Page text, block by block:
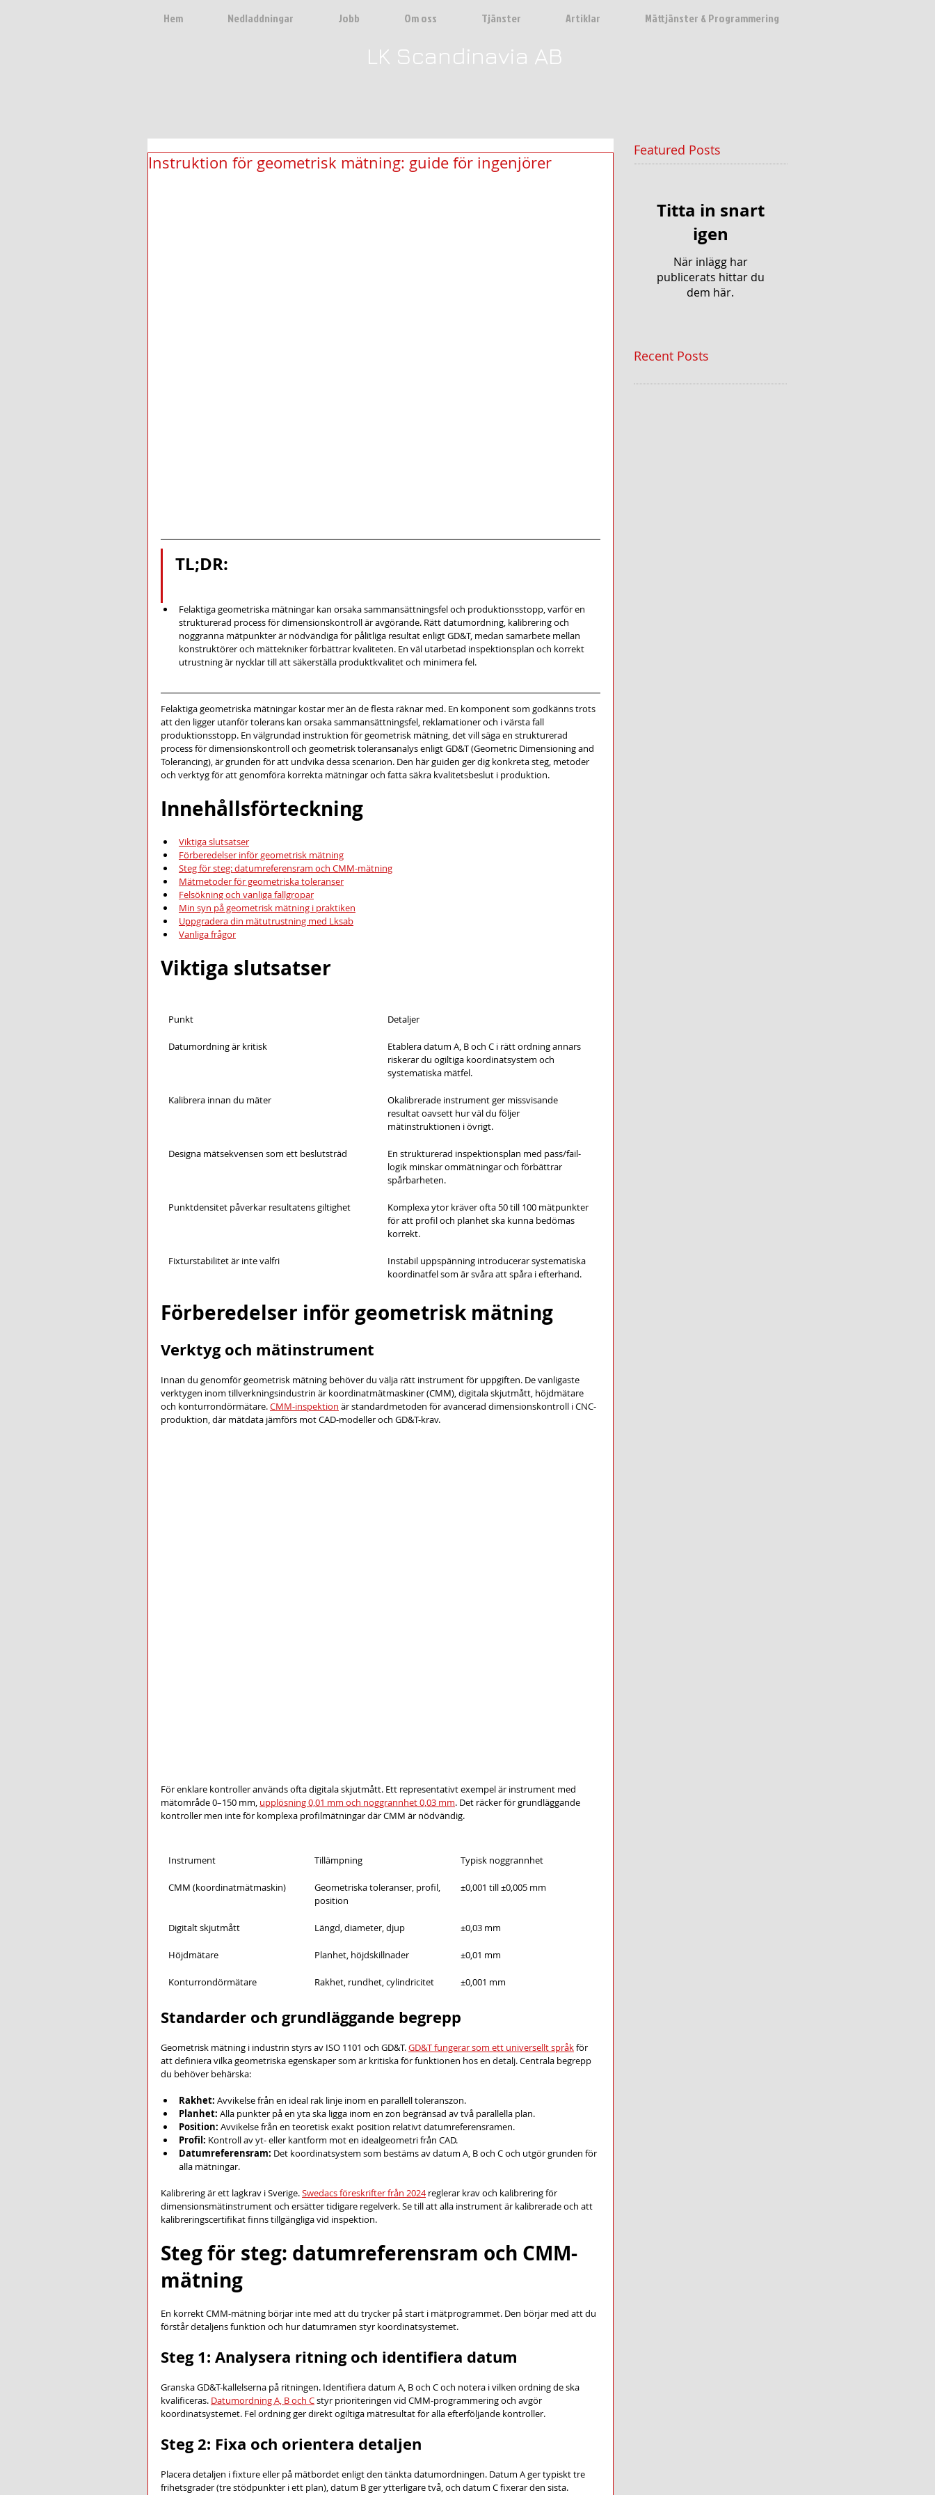
Hem Nedladdningar Jobb Om oss Tjänster Artiklar Mättjänster & Programmering
LK Scandinavia AB
Instruktion för geometrisk mätning: guide för ingenjörer
TL;DR:
Felaktiga geometriska mätningar kan orsaka sammansättningsfel och produktionsstopp, varför en
strukturerad process för dimensionskontroll är avgörande. Rätt datumordning, kalibrering och
noggranna mätpunkter är nödvändiga för pålitliga resultat enligt GD&T, medan samarbete mellan
konstruktörer och mättekniker förbättrar kvaliteten. En väl utarbetad inspektionsplan och korrekt
utrustning är nycklar till att säkerställa produktkvalitet och minimera fel.
Felaktiga geometriska mätningar kostar mer än de flesta räknar med. En komponent som godkänns trots
att den ligger utanför tolerans kan orsaka sammansättningsfel, reklamationer och i värsta fall
produktionsstopp. En välgrundad instruktion för geometrisk mätning, det vill säga en strukturerad
process för dimensionskontroll och geometrisk toleransanalys enligt GD&T (Geometric Dimensioning and
Tolerancing), är grunden för att undvika dessa scenarion. Den här guiden ger dig konkreta steg, metoder
och verktyg för att genomföra korrekta mätningar och fatta säkra kvalitetsbeslut i produktion.
Innehållsförteckning
Viktiga slutsatser
Förberedelser inför geometrisk mätning
Steg för steg: datumreferensram och CMM-mätning
Mätmetoder för geometriska toleranser
Felsökning och vanliga fallgropar
Min syn på geometrisk mätning i praktiken
Uppgradera din mätutrustning med Lksab
Vanliga frågor
Viktiga slutsatser
Punkt Detaljer
Datumordning är kritisk
Etablera datum A, B och C i rätt ordning annars
riskerar du ogiltiga koordinatsystem och
systematiska mätfel.
Kalibrera innan du mäter
Okalibrerade instrument ger missvisande
resultat oavsett hur väl du följer
mätinstruktionen i övrigt.
Designa mätsekvensen som ett beslutsträd
En strukturerad inspektionsplan med pass/fail-
logik minskar ommätningar och förbättrar
spårbarheten.
Punktdensitet påverkar resultatens giltighet
Komplexa ytor kräver ofta 50 till 100 mätpunkter
för att profil och planhet ska kunna bedömas
korrekt.
Fixturstabilitet är inte valfri
Instabil uppspänning introducerar systematiska
koordinatfel som är svåra att spåra i efterhand.
Förberedelser inför geometrisk mätning
Verktyg och mätinstrument
Innan du genomför geometrisk mätning behöver du välja rätt instrument för uppgiften. De vanligaste
verktygen inom tillverkningsindustrin är koordinatmätmaskiner (CMM), digitala skjutmått, höjdmätare
och konturrondörmätare. CMM-inspektion är standardmetoden för avancerad dimensionskontroll i CNC-
produktion, där mätdata jämförs mot CAD-modeller och GD&T-krav.
För enklare kontroller används ofta digitala skjutmått. Ett representativt exempel är instrument med
mätområde 0–150 mm, upplösning 0,01 mm och noggrannhet 0,03 mm. Det räcker för grundläggande
kontroller men inte för komplexa profilmätningar där CMM är nödvändig.
Instrument Tillämpning Typisk noggrannhet
CMM (koordinatmätmaskin)
Geometriska toleranser, profil,
position
±0,001 till ±0,005 mm
Digitalt skjutmått Längd, diameter, djup ±0,03 mm
Höjdmätare Planhet, höjdskillnader ±0,01 mm
Konturrondörmätare Rakhet, rundhet, cylindricitet ±0,001 mm
Standarder och grundläggande begrepp
Geometrisk mätning i industrin styrs av ISO 1101 och GD&T. GD&T fungerar som ett universellt språk för
att definiera vilka geometriska egenskaper som är kritiska för funktionen hos en detalj. Centrala begrepp
du behöver behärska:
Rakhet: Avvikelse från en ideal rak linje inom en parallell toleranszon.
Planhet: Alla punkter på en yta ska ligga inom en zon begränsad av två parallella plan.
Position: Avvikelse från en teoretisk exakt position relativt datumreferensramen.
Profil: Kontroll av yt- eller kantform mot en idealgeometri från CAD.
Datumreferensram: Det koordinatsystem som bestäms av datum A, B och C och utgör grunden för
alla mätningar.
Kalibrering är ett lagkrav i Sverige. Swedacs föreskrifter från 2024 reglerar krav och kalibrering för
dimensionsmätinstrument och ersätter tidigare regelverk. Se till att alla instrument är kalibrerade och att
kalibreringscertifikat finns tillgängliga vid inspektion.
Steg för steg: datumreferensram och CMM-
mätning
En korrekt CMM-mätning börjar inte med att du trycker på start i mätprogrammet. Den börjar med att du
förstår detaljens funktion och hur datumramen styr koordinatsystemet.
Steg 1: Analysera ritning och identifiera datum
Granska GD&T-kallelserna på ritningen. Identifiera datum A, B och C och notera i vilken ordning de ska
kvalificeras. Datumordning A, B och C styr prioriteringen vid CMM-programmering och avgör
koordinatsystemet. Fel ordning ger direkt ogiltiga mätresultat för alla efterföljande kontroller.
Steg 2: Fixa och orientera detaljen
Placera detaljen i fixture eller på mätbordet enligt den tänkta datumordningen. Datum A ger typiskt tre
frihetsgrader (tre stödpunkter i ett plan), datum B ger ytterligare två, och datum C fixerar den sista.
Featured Posts
Titta in snart
igen
När inlägg har
publicerats hittar du
dem här.
Recent Posts